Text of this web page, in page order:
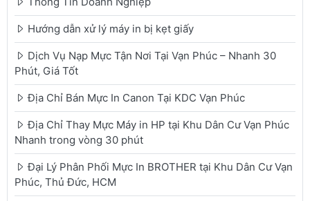
Hướng dẫn xử lý máy in bị kẹt giấy
Dịch Vụ Nạp Mực Tận Nơi Tại Vạn Phúc – Nhanh 30
Phút, Giá Tốt
Địa Chỉ Bán Mực In Canon Tại KDC Vạn Phúc
Địa Chỉ Thay Mực Máy in HP tại Khu Dân Cư Vạn Phúc
Nhanh trong vòng 30 phút
Đại Lý Phân Phối Mực In BROTHER tại Khu Dân Cư Vạn
Phúc, Thủ Đức, HCM